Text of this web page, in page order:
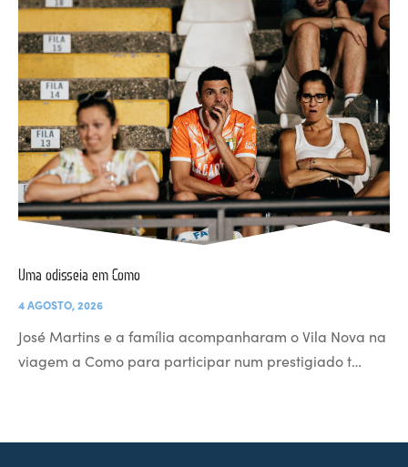
Uma odisseia em Como
4 AGOSTO, 2026
José Martins e a família acompanharam o Vila Nova na
viagem a Como para participar num prestigiado t…